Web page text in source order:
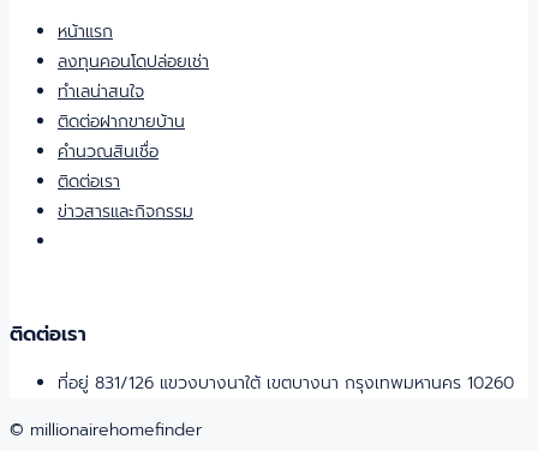
หน้าแรก
ลงทุนคอนโดปล่อยเช่า
ทำเลน่าสนใจ
ติดต่อฝากขายบ้าน
คำนวณสินเชื่อ
ติดต่อเรา
ข่าวสารและกิจกรรม
ติดต่อเรา
ที่อยู่ 831/126 แขวงบางนาใต้ เขตบางนา กรุงเทพมหานคร 10260
© millionairehomefinder